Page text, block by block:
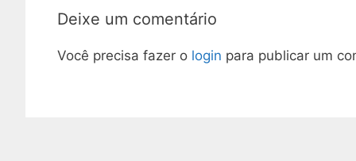
Deixe um comentário
Você precisa fazer o login para publicar um